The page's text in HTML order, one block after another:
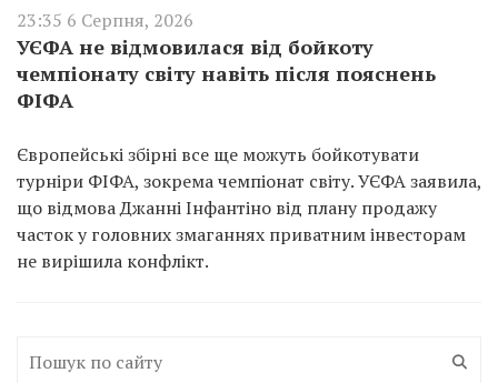
23:35 6 Серпня, 2026
УЄФА не відмовилася від бойкоту
чемпіонату світу навіть після пояснень
ФІФА
Європейські збірні все ще можуть бойкотувати
турніри ФІФА, зокрема чемпіонат світу. УЄФА заявила,
що відмова Джанні Інфантіно від плану продажу
часток у головних змаганнях приватним інвесторам
не вирішила конфлікт.